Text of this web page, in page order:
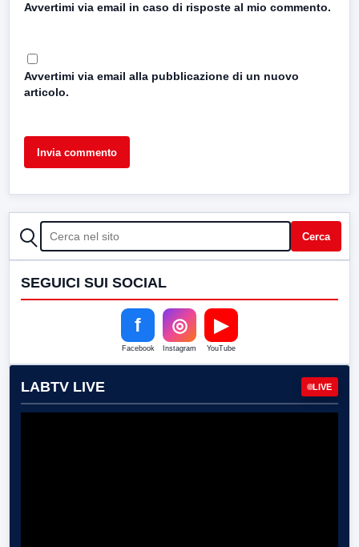
Avvertimi via email in caso di risposte al mio commento.
Avvertimi via email alla pubblicazione di un nuovo
articolo.
CERCA Cerca
SEGUICI SUI SOCIAL
f
Facebook
◎
Instagram
▶
YouTube
LABTV LIVE LIVE